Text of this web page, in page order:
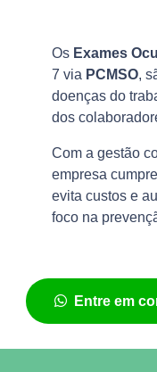
Os Exames
7 via PCMSO,
doenças do
dos
Com a gestão
empresa
evita custos e
foco na
Entre em